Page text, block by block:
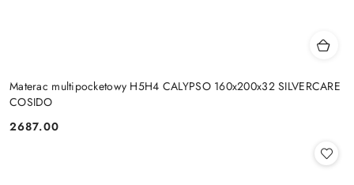
Materac multipocketowy H5H4 CALYPSO 160x200x32 SILVERCARE
COSIDO
Cena:
2687.00